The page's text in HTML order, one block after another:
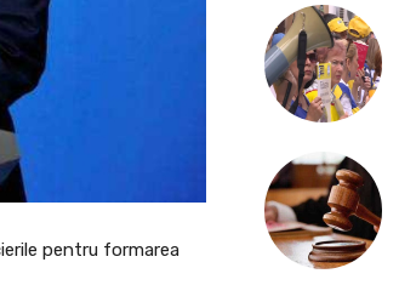
pentru formarea